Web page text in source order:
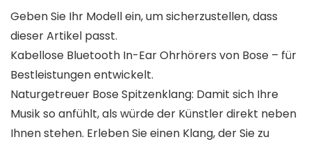
Geben Sie Ihr Modell ein, um sicherzustellen, dass
dieser Artikel passt.
Kabellose Bluetooth In-Ear Ohrhörers von Bose – für
Bestleistungen entwickelt.
Naturgetreuer Bose Spitzenklang: Damit sich Ihre
Musik so anfühlt, als würde der Künstler direkt neben
Ihnen stehen. Erleben Sie einen Klang, der Sie zu